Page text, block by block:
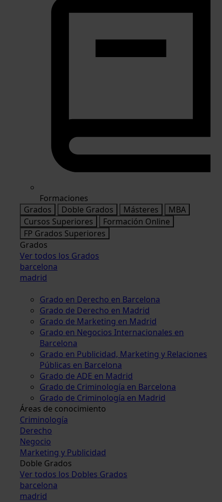
Formaciones
Grados
Doble Grados Másteres
MBA
Cursos Superiores
Formación Online
FP Grados Superiores
Grados
Ver todos los Grados
barcelona
madrid
Grado en Derecho en Barcelona
Grado de Derecho en Madrid
Grado de Marketing en Madrid
Grado en Negocios Internacionales en
Barcelona
Grado en Publicidad, Marketing y Relaciones
Públicas en Barcelona
Grado de ADE en Madrid
Grado de Criminología en Barcelona
Grado de Criminología en Madrid
Áreas de conocimiento
Criminología
Derecho
Negocio
Marketing y Publicidad
Doble Grados
Ver todos los Dobles Grados
barcelona
madrid